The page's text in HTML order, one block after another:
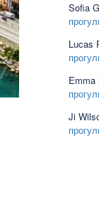
Sofia
Lucas
Emma
Ji